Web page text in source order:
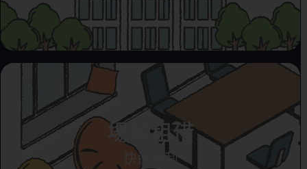
場地租借
快速便利